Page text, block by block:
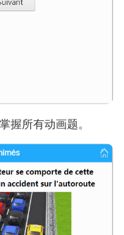
握所有动画题。